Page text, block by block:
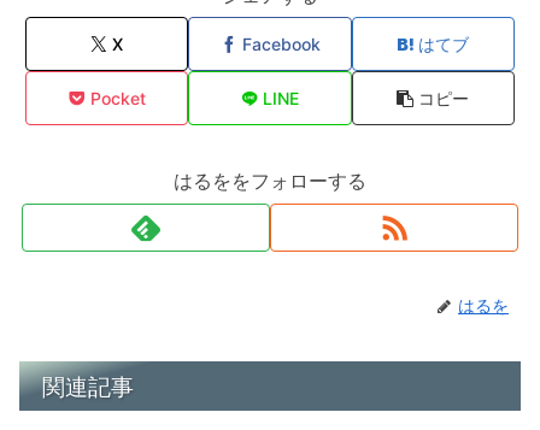
X Facebook はてブ
Pocket LINE コピー
はるををフォローする
はるを
関連記事